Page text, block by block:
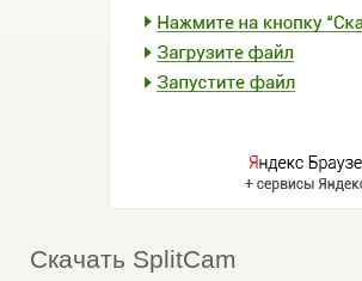
Скачать SplitCam